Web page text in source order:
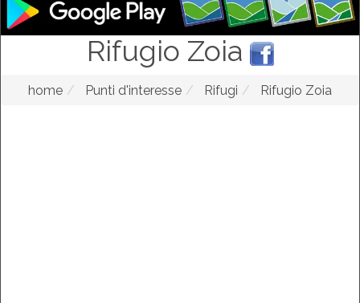
Rifugio Zoia
home Punti d'interesse Rifugi Rifugio Zoia